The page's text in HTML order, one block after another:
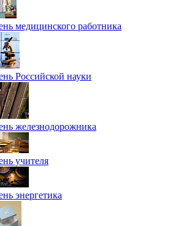
медицинского работника
Российской науки
железнодорожника
учителя
энергетика